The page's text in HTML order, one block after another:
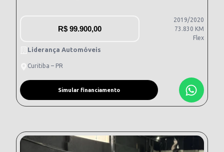
R$ 99.900,00
2019/2020
73.830 KM
Flex
Liderança Automóveis
Curitiba – PR
Simular financiamento